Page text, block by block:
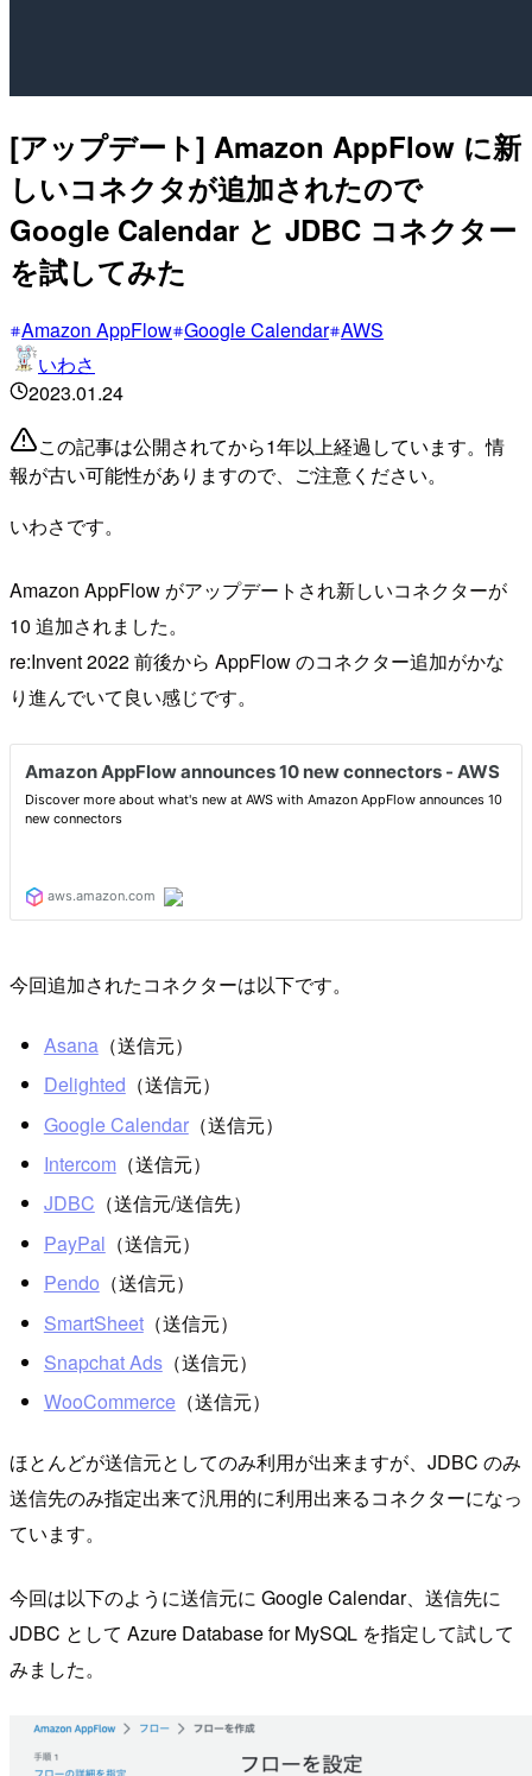
[アップデート] Amazon AppFlow に新
しいコネクタが追加されたので
Google Calendar と JDBC コネクター
を試してみた
Amazon AppFlow Google Calendar AWS
いわさ
2023.01.24
この記事は公開されてから1年以上経過しています。情
報が古い可能性がありますので、ご注意ください。
いわさです。
Amazon AppFlow がアップデートされ新しいコネクターが
10 追加されました。
re:Invent 2022 前後から AppFlow のコネクター追加がかな
り進んでいて良い感じです。
今回追加されたコネクターは以下です。
Asana（送信元）
Delighted （送信元）
Google Calendar（送信元）
Intercom （送信元）
JDBC （送信元/送信先）
PayPal （送信元）
Pendo （送信元）
SmartSheet（送信元）
Snapchat Ads（送信元）
WooCommerce（送信元）
ほとんどが送信元としてのみ利用が出来ますが、JDBC のみ
送信先のみ指定出来て汎用的に利用出来るコネクターになっ
ています。
今回は以下のように送信元に Google Calendar、送信先に
JDBC として Azure Database for MySQL を指定して試して
みました。